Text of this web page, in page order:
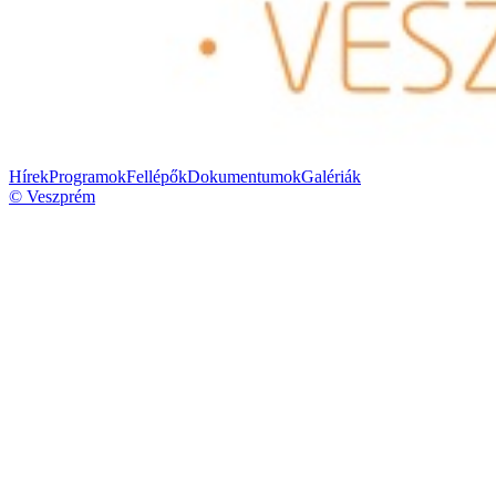
HírekProgramokFellépőkDokumentumokGalériák
© Veszprém